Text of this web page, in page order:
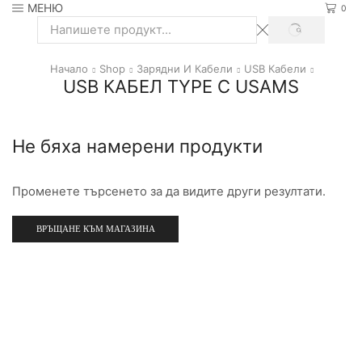
МЕНЮ 0
Search
SEARCH
Начало Shop Зарядни И Кабели USB Кабели
USB КАБЕЛ TYPE C USAMS
Не бяха намерени продукти
Променете търсенето за да видите други резултати.
ВРЪЩАНЕ КЪМ МАГАЗИНА